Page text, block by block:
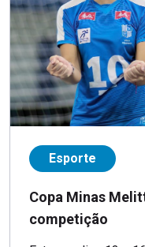
Esporte
Copa Minas
competição